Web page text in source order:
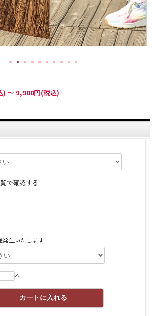
) ～ 9,900円(税込)
で確認する
発生いたします
本